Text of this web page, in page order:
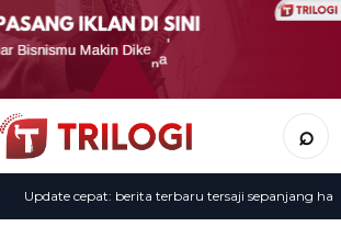
⌕
cepat: berita terbaru tersaji sepanjang hari.